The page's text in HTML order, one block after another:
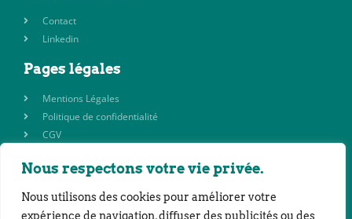
Nous respectons votre vie privée.
Nous utilisons des cookies pour améliorer votre
expérience de navigation, diffuser des publicités ou des
Contact
Linkedin
Pages légales
Mentions Légales
Politique de confidentialité
CGV
©2023 SAS CO’3 | Réalisation : Bureau Chapeau Melon